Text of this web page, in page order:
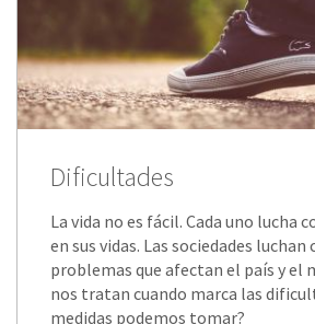
Dificultades
La vida no es fácil. Cada uno lucha
en sus vidas. Las sociedades luchan
problemas que afectan el país y el
nos tratan cuando marca las
medidas podemos tomar?